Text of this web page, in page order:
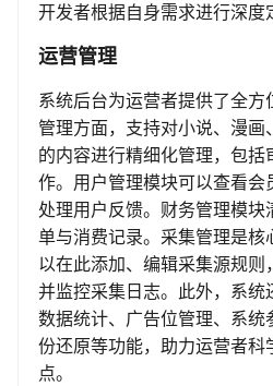
开发者根据自身需求进行深度
运营管理
系统后台为运营者提供了全
管理方面，支持对小说、漫
的内容进行精细化管理，包
作。用户管理模块可以查看会
处理用户反馈。财务管理模
单与消费记录。采集管理是核
以在此添加、编辑采集源规则
并监控采集日志。此外，系统
数据统计、广告位管理、系统
份还原等功能，助力运营者科
点。